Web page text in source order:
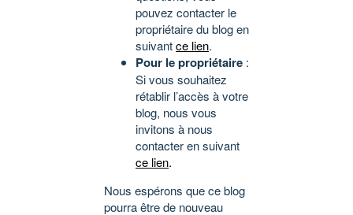
pouvez contacter le
propriétaire du blog en
suivantce lien.
Pour le propriétaire :
Si vous souhaitez
rétablir l’accès à votre
blog, nous vous
invitons à nous
contacter en suivant
ce lien.
Nous espérons que ce blog
pourra être de nouveau